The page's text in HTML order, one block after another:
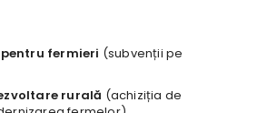
fermieri (subvenții pe
rurală (achiziția de